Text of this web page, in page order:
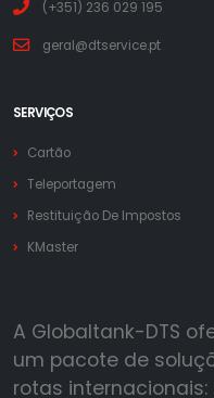
(+351) 236 029 195
geral@dtservice.pt
SERVIÇOS
Cartão
Teleportagem
Restituição De Impostos
KMaster
A Globaltank-DTS
um pacote de
rotas